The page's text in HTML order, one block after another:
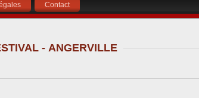
Contact
- ANGERVILLE